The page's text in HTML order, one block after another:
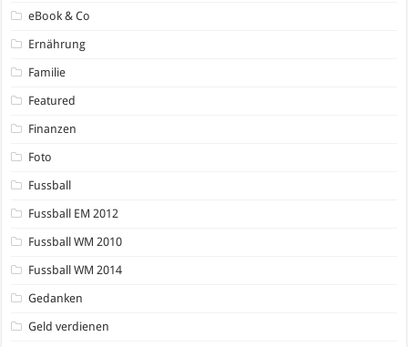
eBook & Co
Ernährung
Familie
Featured
Finanzen
Foto
Fussball
Fussball EM 2012
Fussball WM 2010
Fussball WM 2014
Gedanken
Geld verdienen